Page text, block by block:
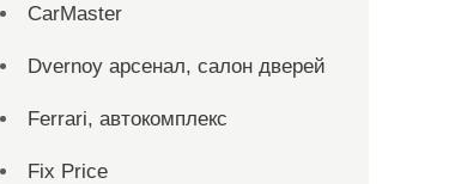
CarMaster
Dvernoy арсенал, салон дверей
Ferrari, автокомплекс
Fix Price